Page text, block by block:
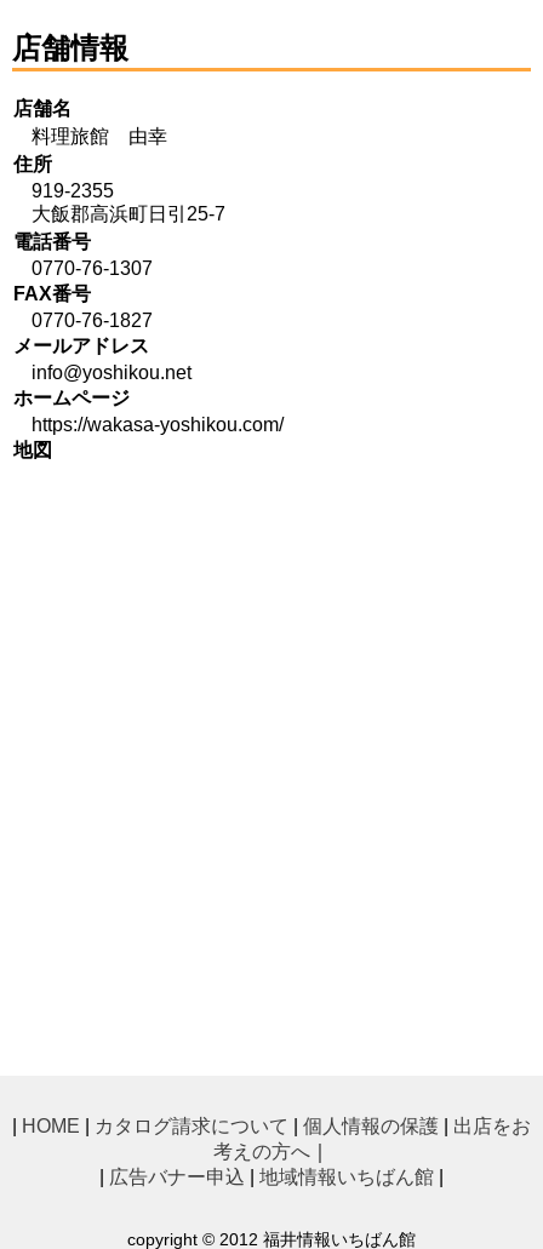
店舗情報
店舗名
料理旅館 由幸
住所
919-2355
大飯郡高浜町日引25-7
電話番号
0770-76-1307
FAX番号
0770-76-1827
メールアドレス
info@yoshikou.net
ホームページ
https://wakasa-yoshikou.com/
地図
HOME カタログ請求について 個人情報の保護
出店をお
考えの方へ
広告バナー申込 地域情報いちばん館
copyright © 2012 福井情報いちばん館